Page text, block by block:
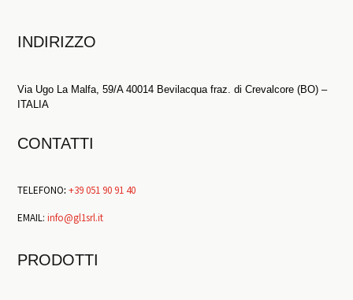
INDIRIZZO
Via Ugo La Malfa, 59/A 40014 Bevilacqua fraz. di Crevalcore (BO) –
ITALIA
CONTATTI
TELEFONO: +39 051 90 91 40
EMAIL:info@gl1srl.it
PRODOTTI